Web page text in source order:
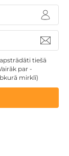
tiešā
par -
mirklī)